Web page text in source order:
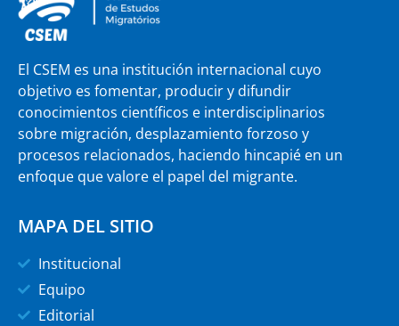
El CSEM es una institución internacional cuyo
objetivo es fomentar, producir y difundir
conocimientos científicos e interdisciplinarios
sobre migración, desplazamiento forzoso y
procesos relacionados, haciendo hincapié en un
enfoque que valore el papel del migrante.
MAPA DEL SITIO
Institucional
Equipo
Editorial